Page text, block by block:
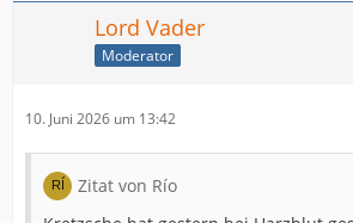
Lord Vader
Moderator
10. Juni 2026 um 13:42
Zitat von Río